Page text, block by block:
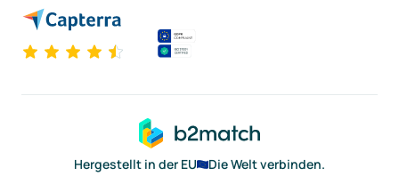
Hergestellt in der EU
Die Welt verbinden.